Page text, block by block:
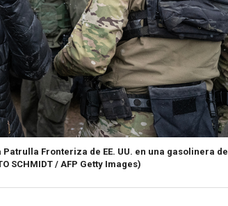
Fronteriza de EE. UU. en una gasolinera de
SCHMIDT / AFP Getty Images)